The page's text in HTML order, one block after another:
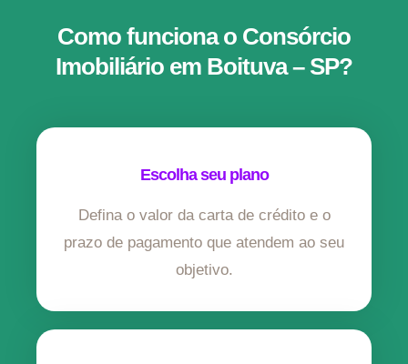
Como funciona o Consórcio
Imobiliário em Boituva – SP?
Escolha seu plano
Defina o valor da carta de crédito e o
prazo de pagamento que atendem ao seu
objetivo.